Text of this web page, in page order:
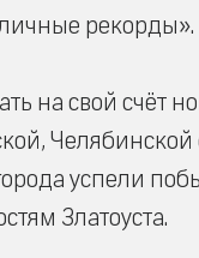
рекорды».
на свой счёт
успели
Златоуста.